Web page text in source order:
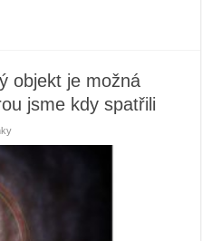
objekt je možná
jsme kdy spatřili